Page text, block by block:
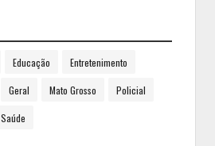
Educação Entretenimento
Geral Mato Grosso Policial
Saúde